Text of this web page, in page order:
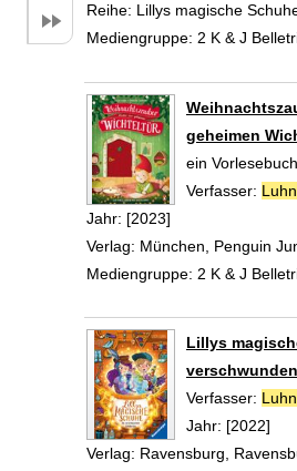
Reihe: Lillys magische
Mediengruppe: 2 K & J
geheimen
ein
Verfasser: Luhn,
Jahr: [2023]
Verlag: München, Penguin
Mediengruppe: 2 K & J
Lillys
Verfasser: Luhn,
Jahr: [2022]
Verlag: Ravensburg,